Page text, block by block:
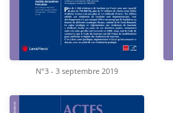
N°3 - 3 septembre 2019